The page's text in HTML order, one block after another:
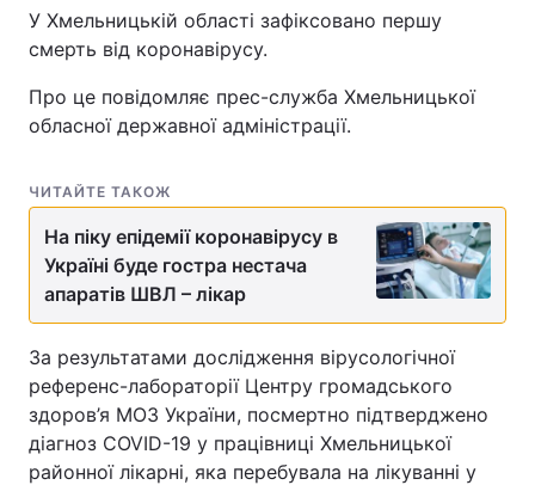
У Хмельницькій області зафіксовано першу
смерть від коронавірусу.
Про це повідомляє прес-служба Хмельницької
обласної державної адміністрації.
ЧИТАЙТЕ ТАКОЖ
На піку епідемії коронавірусу в
Україні буде гостра нестача
апаратів ШВЛ – лікар
За результатами дослідження вірусологічної
референс-лабораторії Центру громадського
здоров’я МОЗ України, посмертно підтверджено
діагноз COVID-19 у працівниці Хмельницької
районної лікарні, яка перебувала на лікуванні у